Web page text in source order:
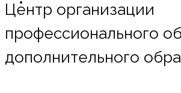
Центр организации
профессионального
дополнительного